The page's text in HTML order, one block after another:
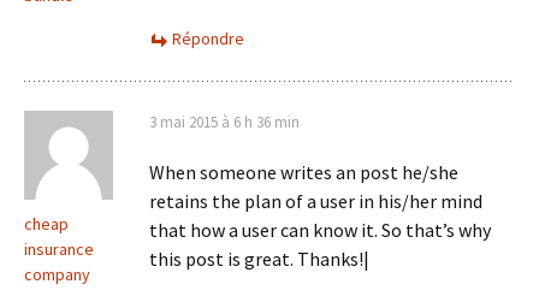
Répondre
cheap
insurance
company
3 mai 2015 à 6 h 36 min
When someone writes an post he/she
retains the plan of a user in his/her mind
that how a user can know it. So that’s why
this post is great. Thanks!|